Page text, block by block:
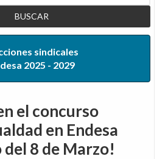
sindicales
2025 - 2029
el concurso
en Endesa
8 de Marzo!